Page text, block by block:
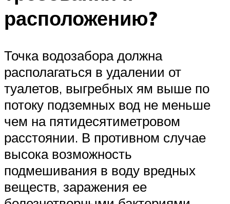
расположению?
Точка водозабора должна
располагаться в удалении от
туалетов, выгребных ям выше по
потоку подземных вод не меньше
чем на пятидесятиметровом
расстоянии. В противном случае
высока возможность
подмешивания в воду вредных
веществ, заражения ее